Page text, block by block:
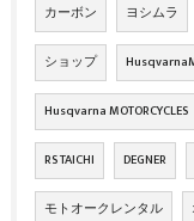
カーボン ヨシムラ
ショップ
Husqvarna MOTORCYCLES
RS TAICHI DEGNER
モトオークレンタル